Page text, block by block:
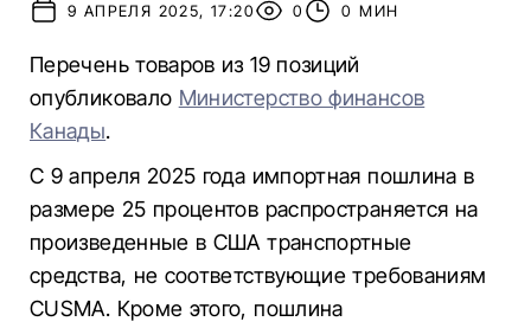
9 АПРЕЛЯ 2025, 17:20
0 0 МИН
Перечень товаров из 19 позиций
опубликовало Министерство финансов
Канады.
С 9 апреля 2025 года импортная пошлина в
размере 25 процентов распространяется на
произведенные в США транспортные
средства, не соответствующие требованиям
CUSMA. Кроме этого, пошлина